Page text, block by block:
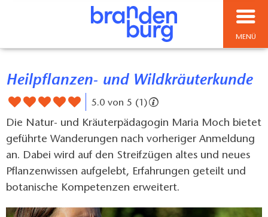
MENÜ
Heilpflanzen- und Wildkräuterkunde
5.0 von 5 (1)
Die Natur- und Kräuterpädagogin Maria Moch bietet
geführte Wanderungen nach vorheriger Anmeldung
an. Dabei wird auf den Streifzügen altes und neues
Pflanzenwissen aufgelebt, Erfahrungen geteilt und
botanische Kompetenzen erweitert.